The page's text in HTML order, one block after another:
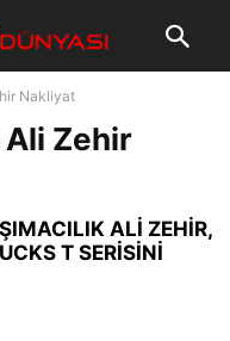
Nakliyat
Ali Zehir
ALİ ZEHİR,
T SERİSİNİ